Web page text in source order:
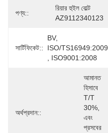
পণ্য::
রিয়ার হুইল বোল্ট
AZ9112340123
সার্টিফিকেট::
BV,
ISO/TS16949:2009
, ISO9001:2008
অর্থপ্রদান::
আমানত
হিসাবে
T/T
30%,
এবং
প্রসবের